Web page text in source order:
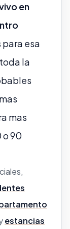
en
para esa
la
mas
o 90
estancias